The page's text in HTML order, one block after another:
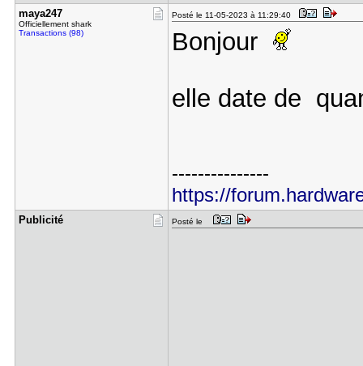
maya247
Officiellement shark
Transactions (98)
Posté le 11-05-2023 à 11:29:40
Bonjour
elle date de
---------------
https://
Publicité Posté le